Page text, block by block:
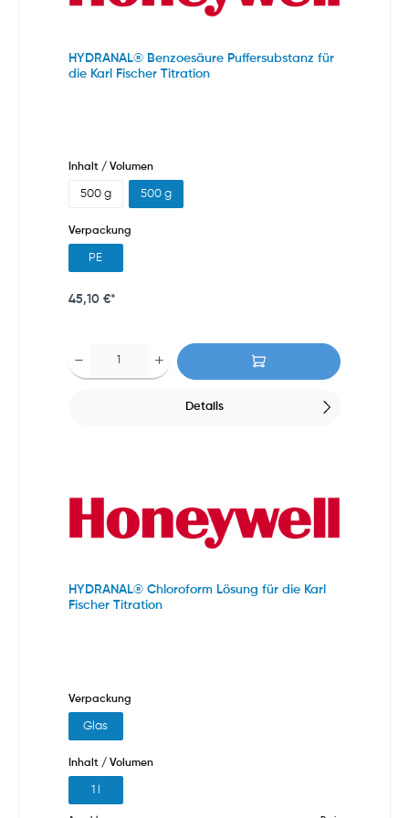
HYDRANAL® Benzoesäure Puffersubstanz für
die Karl Fischer Titration
Inhalt / Volumen
500 g 500 g
Verpackung
PE
45,10 €*
Details
HYDRANAL® Chloroform Lösung für die Karl
Fischer Titration
Verpackung
Glas
Inhalt / Volumen
1 l